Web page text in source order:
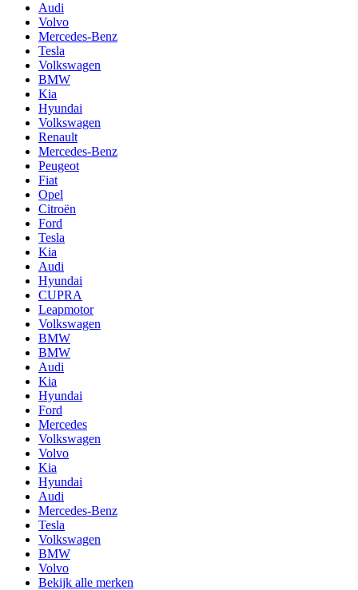
Audi
Volvo
Mercedes-Benz
Tesla
Volkswagen
BMW
Kia
Hyundai
Volkswagen
Renault
Mercedes-Benz
Peugeot
Fiat
Opel
Citroën
Ford
Tesla
Kia
Audi
Hyundai
CUPRA
Leapmotor
Volkswagen
BMW
BMW
Audi
Kia
Hyundai
Ford
Mercedes
Volkswagen
Volvo
Kia
Hyundai
Audi
Mercedes-Benz
Tesla
Volkswagen
BMW
Volvo
Bekijk alle merken